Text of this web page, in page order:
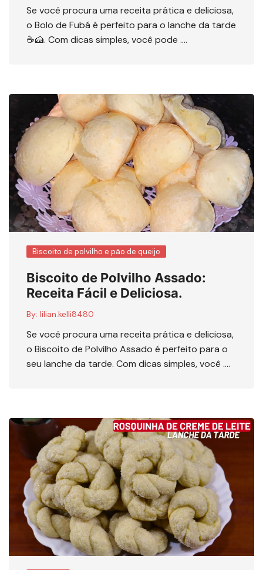
Se você procura uma receita prática e deliciosa,
o Bolo de Fubá é perfeito para o lanche da tarde
☕🍰. Com dicas simples, você pode ….
Biscoito de polvilho e pão de queijo
Biscoito de Polvilho Assado:
Receita Fácil e Deliciosa.
By: lilian.kelli8480
Se você procura uma receita prática e deliciosa,
o Biscoito de Polvilho Assado é perfeito para o
seu lanche da tarde. Com dicas simples, você ….